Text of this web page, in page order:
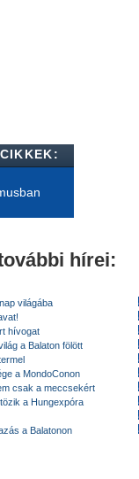
hírei:
világába
hívogat
a Balaton fölött
a MondoConon
csak a meccsekért
a Hungexpóra
a Balatonon